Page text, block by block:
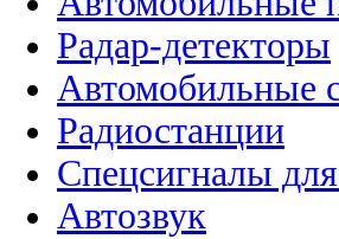
Радар-детекторы
Автомобильные
Радиостанции
Спецсигналы
Автозвук